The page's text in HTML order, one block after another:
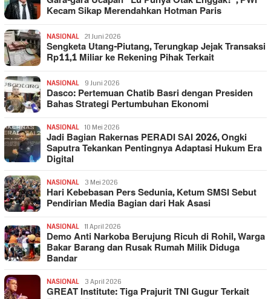
Kecam Sikap Merendahkan Hotman Paris
NASIONAL 21 Juni 2026
Sengketa Utang-Piutang, Terungkap Jejak Transaksi
Rp11,1 Miliar ke Rekening Pihak Terkait
NASIONAL 9 Juni 2026
Dasco: Pertemuan Chatib Basri dengan Presiden
Bahas Strategi Pertumbuhan Ekonomi
NASIONAL 10 Mei 2026
Jadi Bagian Rakernas PERADI SAI 2026, Ongki
Saputra Tekankan Pentingnya Adaptasi Hukum Era
Digital
NASIONAL 3 Mei 2026
Hari Kebebasan Pers Sedunia, Ketum SMSI Sebut
Pendirian Media Bagian dari Hak Asasi
NASIONAL 11 April 2026
Demo Anti Narkoba Berujung Ricuh di Rohil, Warga
Bakar Barang dan Rusak Rumah Milik Diduga
Bandar
NASIONAL 3 April 2026
GREAT Institute: Tiga Prajurit TNI Gugur Terkait